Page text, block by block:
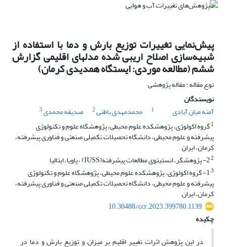
پیش‌نمایی تغییرات توزیع بارش و دما با استفاده از
شبیه‌سازی اصلاح اریبی شده مدل‎های اقلیمی گزارش
ششم (مطالعه موردی: ایستگاه همدیدی کرمان)
نوع مقاله : مقاله پژوهشی
نویسندگان
آمنه میان آبادی
1 محمدمهدی باطنی2 صدیقه محمدی3
1گروه اکولوژی، پژوهشکده علوم محیطی، پژوهشگاه علوم و تکنولوژی
پیشرفته و علوم محیطی، دانشگاه تحصیلات تکمیلی صنعتی و فناوری پیشرفته،
کرمان، ایران
2
3 1- گروه اکولوژی، پژوهشکده علوم محیطی، پژوهشگاه علوم و تکنولوژی
پیشرفته و علوم محیطی، دانشگاه تحصیلات تکمیلی صنعتی و فناوری پیشرفته،
کرمان، ایران
10.30488/ccr.2023.399780.1139
چکیده
در این پژوهش اثرات تغییر اقلیم بر میزان و توزیع بارش و دما در